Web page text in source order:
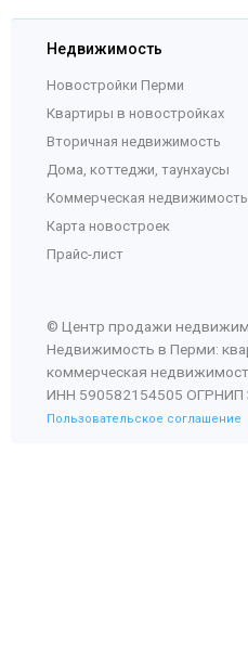
Недвижимость
Новостройки Перми
Квартиры в новостройках
Вторичная недвижимость
Дома, коттеджи, таунхаусы
Коммерческая недвижимость
Карта новостроек
Прайс-лист
© Центр продажи
Недвижимость в Перми:
коммерческая
ИНН 590582154505 ОГРНИП
Пользовательское соглашение